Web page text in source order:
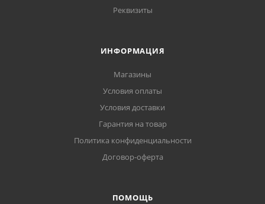
Реквизиты
ИНФОРМАЦИЯ
Магазины
Условия оплаты
Условия доставки
Гарантия на товар
Политика конфиденциальности
Договор-оферта
ПОМОЩЬ